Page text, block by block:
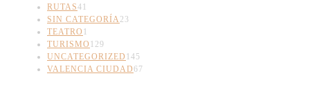
RUTAS41
SIN CATEGORÍA23
TEATRO 1
TURISMO 129
UNCATEGORIZED 145
VALENCIA CIUDAD67